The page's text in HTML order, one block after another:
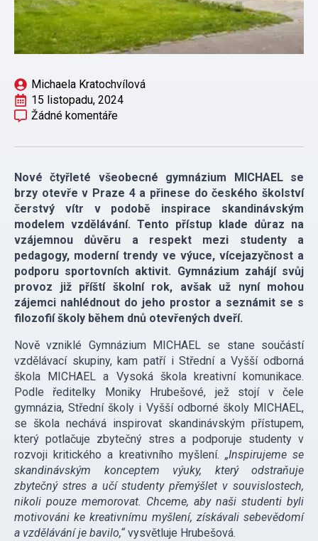
Michaela Kratochvílová
15 listopadu, 2024
Žádné komentáře
Nové čtyřleté všeobecné gymnázium MICHAEL se
brzy otevře v Praze 4 a přinese do českého školství
čerstvý vítr v podobě inspirace skandinávským
modelem vzdělávání. Tento přístup klade důraz na
vzájemnou důvěru a respekt mezi studenty a
pedagogy, moderní trendy ve výuce, vícejazyčnost a
podporu sportovních aktivit. Gymnázium zahájí svůj
provoz již příští školní rok, avšak už nyní mohou
zájemci nahlédnout do jeho prostor a seznámit se s
filozofií školy během dnů otevřených dveří.
Nově vzniklé Gymnázium MICHAEL se stane součástí
vzdělávací skupiny, kam patří i Střední a Vyšší odborná
škola MICHAEL a Vysoká škola kreativní komunikace.
Podle ředitelky Moniky Hrubešové, jež stojí v čele
gymnázia, Střední školy i Vyšší odborné školy MICHAEL,
se škola nechává inspirovat skandinávským přístupem,
který potlačuje zbytečný stres a podporuje studenty v
rozvoji kritického a kreativního myšlení. „Inspirujeme se
skandinávským konceptem výuky, který odstraňuje
zbytečný stres a učí studenty přemýšlet v souvislostech,
nikoli pouze memorovat. Chceme, aby naši studenti byli
motivováni ke kreativnímu myšlení, získávali sebevědomí
a vzdělávání je bavilo,“vysvětluje Hrubešová.